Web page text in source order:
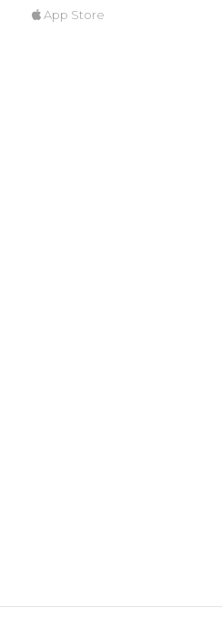
App Store